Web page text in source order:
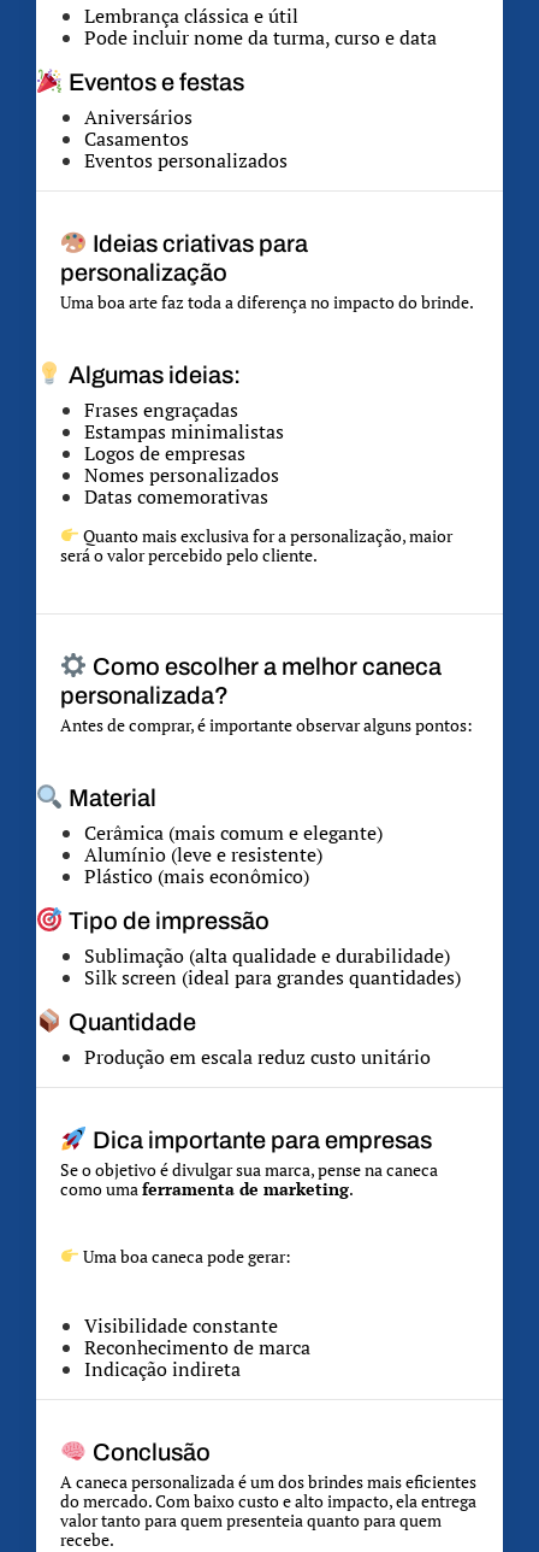
Lembrança clássica e útil
Pode incluir nome da turma, curso e data
Eventos e festas
Aniversários
Casamentos
Eventos personalizados
Ideias criativas para
personalização
Uma boa arte faz toda a diferença no impacto do brinde.
Algumas ideias:
Frases engraçadas
Estampas minimalistas
Logos de empresas
Nomes personalizados
Datas comemorativas
Quanto mais exclusiva for a personalização, maior
será o valor percebido pelo cliente.
Como escolher a melhor caneca
personalizada?
Antes de comprar, é importante observar alguns pontos:
Material
Cerâmica (mais comum e elegante)
Alumínio (leve e resistente)
Plástico (mais econômico)
Tipo de impressão
Sublimação (alta qualidade e durabilidade)
Silk screen (ideal para grandes quantidades)
Quantidade
Produção em escala reduz custo unitário
Dica importante para empresas
Se o objetivo é divulgar sua marca, pense na caneca
como uma ferramenta de marketing.
Uma boa caneca pode gerar:
Visibilidade constante
Reconhecimento de marca
Indicação indireta
Conclusão
A caneca personalizada é um dos brindes mais eficientes
do mercado. Com baixo custo e alto impacto, ela entrega
valor tanto para quem presenteia quanto para quem
recebe.